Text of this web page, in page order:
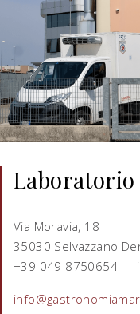
Laboratorio
Via Moravia, 18
35030 Selvazzano
+39 049 8750654 —